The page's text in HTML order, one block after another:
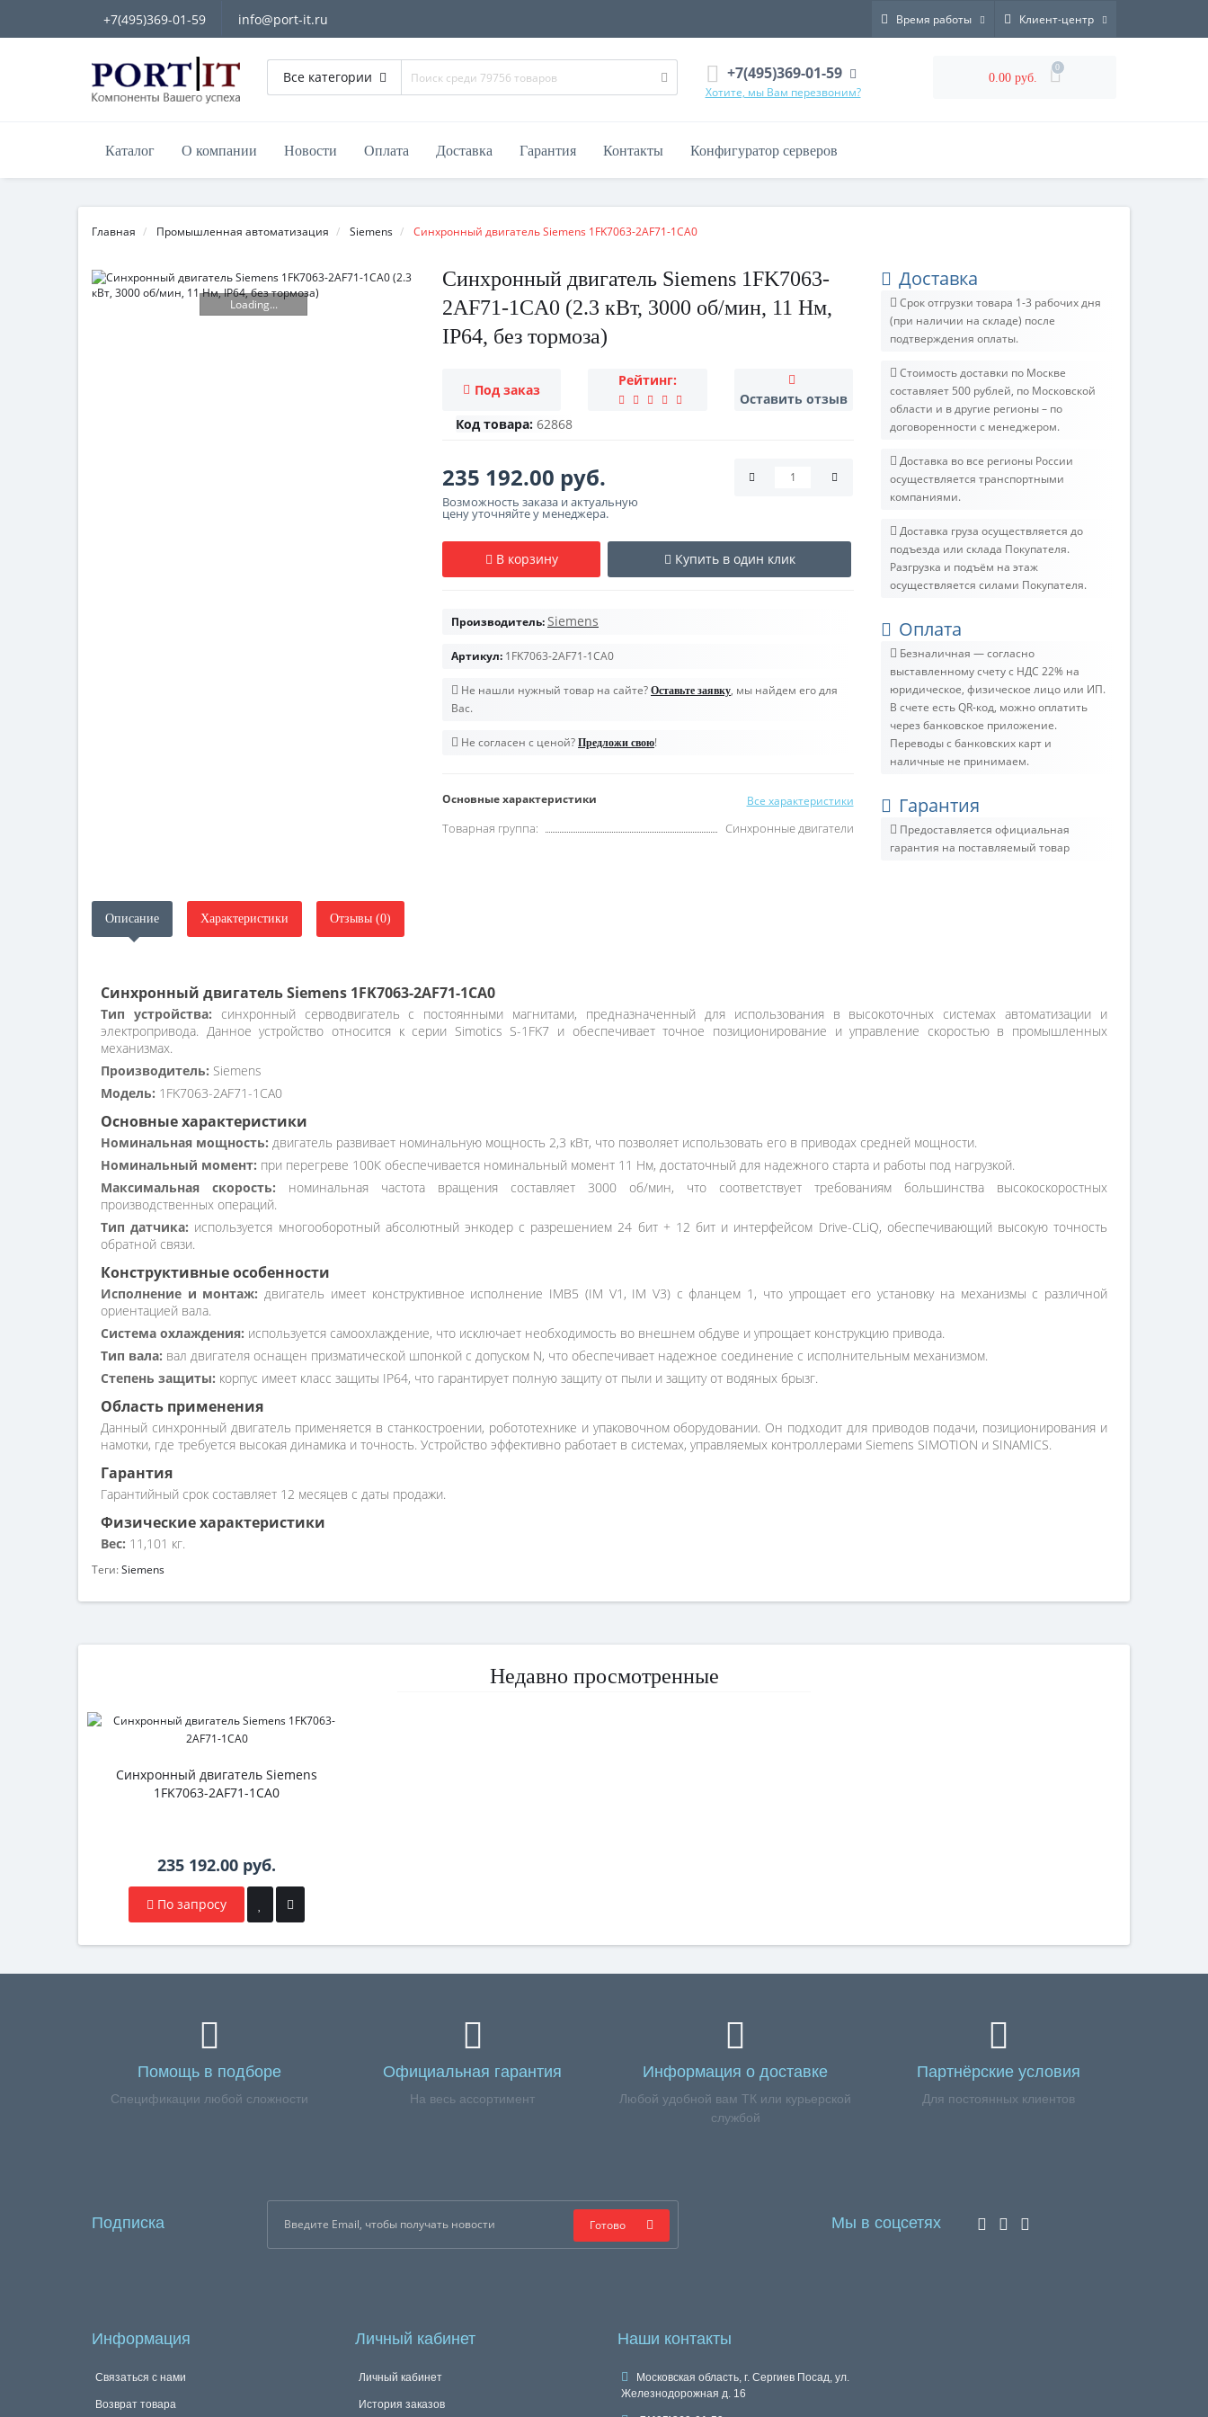
+7(495)369-01-59 info@port-it.ru Время работы Клиент-центр
Все категории +7(495)369-01-59
Хотите, мы Вам перезвоним?
0.00 руб.
0
Каталог О компании Новости Оплата Доставка Гарантия Контакты Конфигуратор серверов
Главная Промышленная автоматизация Siemens Синхронный двигатель Siemens 1FK7063-2AF71-1CA0
Loading...
Синхронный двигатель Siemens 1FK7063-
2AF71-1CA0 (2.3 кВт, 3000 об/мин, 11 Нм,
IP64, без тормоза)
Под заказ
Рейтинг:
Оставить отзыв
Код товара: 62868
235 192.00 руб.
Возможность заказа и актуальную
цену уточняйте у менеджера.
В корзину Купить в один клик
Производитель:Siemens
Артикул: 1FK7063-2AF71-1CA0
Не нашли нужный товар на сайте? Оставьте заявку, мы найдем его для
Вас.
Не согласен с ценой? Предложи свою!
Основные характеристики Все характеристики
Товарная группа: Синхронные двигатели
Доставка
Срок отгрузки товара 1-3 рабочих дня
(при наличии на складе) после
подтверждения оплаты.
Стоимость доставки по Москве
составляет 500 рублей, по Московской
области и в другие регионы – по
договоренности с менеджером.
Доставка во все регионы России
осуществляется транспортными
компаниями.
Доставка груза осуществляется до
подъезда или склада Покупателя.
Разгрузка и подъём на этаж
осуществляется силами Покупателя.
Оплата
Безналичная — согласно
выставленному счету c НДС 22% на
юридическое, физическое лицо или ИП.
В счете есть QR-код, можно оплатить
через банковское приложение.
Переводы с банковских карт и
наличные не принимаем.
Гарантия
Предоставляется официальная
гарантия на поставляемый товар
Описание Характеристики Отзывы (0)
Синхронный двигатель Siemens 1FK7063-2AF71-1CA0
Тип устройства: синхронный серводвигатель с постоянными магнитами, предназначенный для использования в высокоточных системах автоматизации и
электропривода. Данное устройство относится к серии Simotics S-1FK7 и обеспечивает точное позиционирование и управление скоростью в промышленных
механизмах.
Производитель: Siemens
Модель: 1FK7063-2AF71-1CA0
Основные характеристики
Номинальная мощность: двигатель развивает номинальную мощность 2,3 кВт, что позволяет использовать его в приводах средней мощности.
Номинальный момент: при перегреве 100К обеспечивается номинальный момент 11 Нм, достаточный для надежного старта и работы под нагрузкой.
Максимальная скорость: номинальная частота вращения составляет 3000 об/мин, что соответствует требованиям большинства высокоскоростных
производственных операций.
Тип датчика: используется многооборотный абсолютный энкодер с разрешением 24 бит + 12 бит и интерфейсом Drive-CLiQ, обеспечивающий высокую точность
обратной связи.
Конструктивные особенности
Исполнение и монтаж: двигатель имеет конструктивное исполнение IMB5 (IM V1, IM V3) с фланцем 1, что упрощает его установку на механизмы с различной
ориентацией вала.
Система охлаждения: используется самоохлаждение, что исключает необходимость во внешнем обдуве и упрощает конструкцию привода.
Тип вала: вал двигателя оснащен призматической шпонкой с допуском N, что обеспечивает надежное соединение с исполнительным механизмом.
Степень защиты: корпус имеет класс защиты IP64, что гарантирует полную защиту от пыли и защиту от водяных брызг.
Область применения
Данный синхронный двигатель применяется в станкостроении, робототехнике и упаковочном оборудовании. Он подходит для приводов подачи, позиционирования и
намотки, где требуется высокая динамика и точность. Устройство эффективно работает в системах, управляемых контроллерами Siemens SIMOTION и SINAMICS.
Гарантия
Гарантийный срок составляет 12 месяцев с даты продажи.
Физические характеристики
Вес: 11,101 кг.
Теги:Siemens
Недавно просмотренные
Синхронный двигатель Siemens
1FK7063-2AF71-1CA0
235 192.00 руб.
По запросу
Помощь в подборе
Спецификации любой сложности
Официальная гарантия
На весь ассортимент
Информация о доставке
Любой удобной вам ТК или курьерской
службой
Партнёрские условия
Для постоянных клиентов
Подписка Готово Мы в соцсетях
Информация
Связаться с нами
Возврат товара
Личный кабинет
Личный кабинет
История заказов
Наши контакты
Московская область, г. Сергиев Посад, ул.
Железнодорожная д. 16